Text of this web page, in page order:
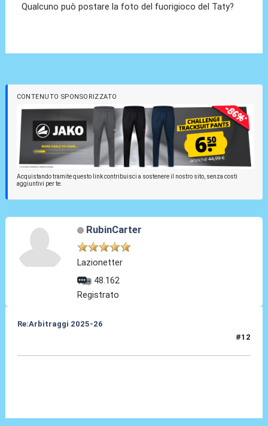
Qualcuno può postare la foto del fuorigioco del Taty?
CONTENUTO SPONSORIZZATO
Acquistando tramite questo link contribuisci a sostenere il nostro sito, senza costi
aggiuntivi per te.
RubinCarter
Lazionetter
48.162
Registrato
Re:Arbitraggi 2025-26
#12